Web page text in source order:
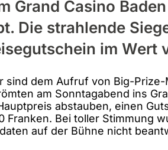
Grand Casino
Die strahlende
im Wert
sind dem Aufruf von Big-
am Sonntagabend ins
abstauben, einen
Franken. Bei toller Stimmung
auf der Bühne nicht